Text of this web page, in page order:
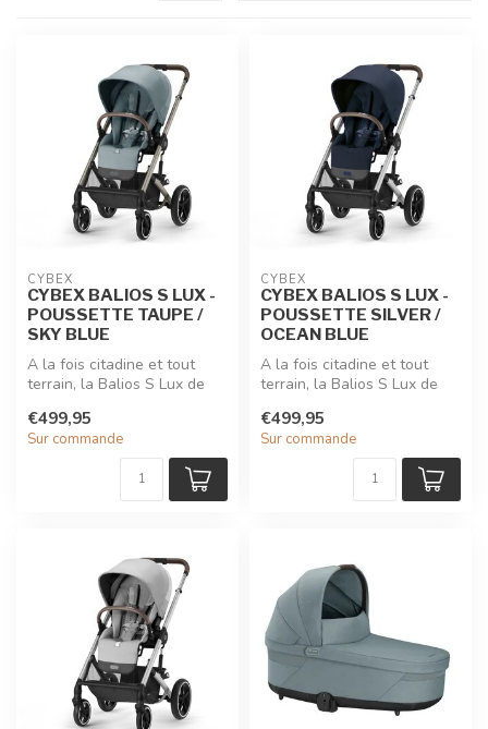
CYBEX
CYBEX BALIOS S LUX -
POUSSETTE TAUPE /
SKY BLUE
A la fois citadine et tout
terrain, la Balios S Lux de
€499,95
Sur commande
CYBEX
CYBEX BALIOS S LUX -
POUSSETTE SILVER /
OCEAN BLUE
A la fois citadine et tout
terrain, la Balios S Lux de
€499,95
Sur commande